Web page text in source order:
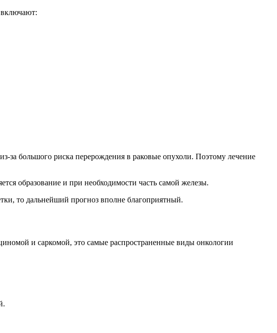
за большого риска перерождения в раковые опухоли. Поэтому лечение
образование и при необходимости часть самой железы.
то дальнейший прогноз вполне благоприятный.
и саркомой, это самые распространенные виды онкологии